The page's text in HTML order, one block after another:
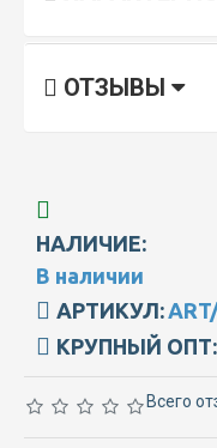
ОТЗЫВЫ
НАЛИЧИЕ:
В наличии
АРТИКУЛ:
КРУПНЫЙ ОПТ:
Всего